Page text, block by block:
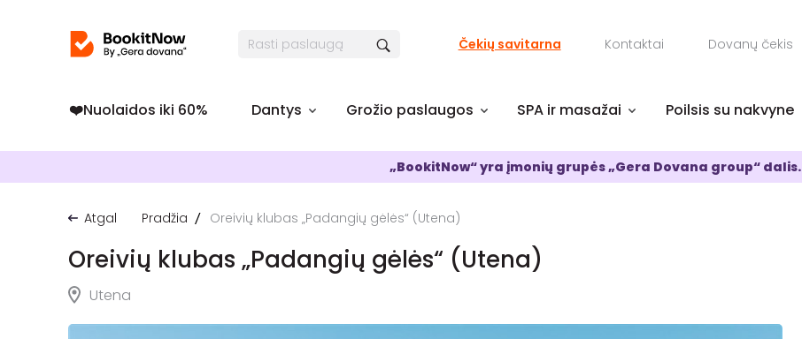
Čekių savitarna Kontaktai Dovanų čekis
❤️️Nuolaidos iki 60% Dantys Grožio paslaugos SPA ir masažai Poilsis su nakvyne
„BookitNow“ yra įmonių grupės „Gera Dovana group“ dalis.
Atgal Pradžia Oreivių klubas „Padangių gėlės“ (Utena)
Oreivių klubas „Padangių gėlės“ (Utena)
Utena